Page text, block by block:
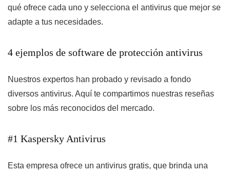
qué ofrece cada uno y selecciona el antivirus que mejor se
adapte a tus necesidades.
4 ejemplos de software de protección antivirus
Nuestros expertos han probado y revisado a fondo
diversos antivirus. Aquí te compartimos nuestras reseñas
sobre los más reconocidos del mercado.
#1 Kaspersky Antivirus
Esta empresa ofrece un antivirus gratis, que brinda una